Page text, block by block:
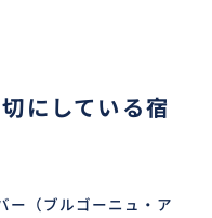
にしている宿
ー（ブルゴーニュ・ア